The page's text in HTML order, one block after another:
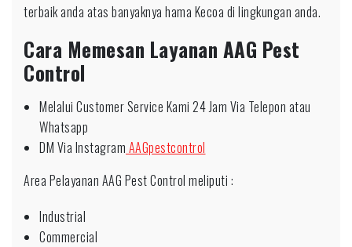
terbaik anda atas banyaknya hama Kecoa di lingkungan anda.
Cara Memesan Layanan AAG Pest
Control
Melalui Customer Service Kami 24 Jam Via Telepon atau
Whatsapp
DM Via Instagram AAGpestcontrol
Area Pelayanan AAG Pest Control meliputi :
Industrial
Commercial